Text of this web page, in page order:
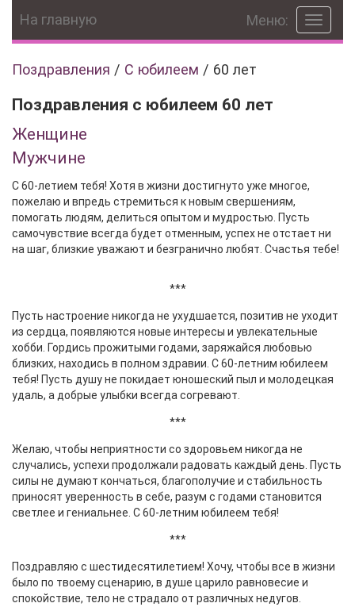
Toggle
На главную Меню:
Поздравления / С юбилеем / 60 лет
Поздравления с юбилеем 60 лет
Женщине
Мужчине
С 60-летием тебя! Хотя в жизни достигнуто уже многое,
пожелаю и впредь стремиться к новым свершениям,
помогать людям, делиться опытом и мудростью. Пусть
самочувствие всегда будет отменным, успех не отстает ни
на шаг, близкие уважают и безгранично любят. Счастья тебе!
***
Пусть настроение никогда не ухудшается, позитив не уходит
из сердца, появляются новые интересы и увлекательные
хобби. Гордись прожитыми годами, заряжайся любовью
близких, находись в полном здравии. С 60-летним юбилеем
тебя! Пусть душу не покидает юношеский пыл и молодецкая
удаль, а добрые улыбки всегда согревают.
***
Желаю, чтобы неприятности со здоровьем никогда не
случались, успехи продолжали радовать каждый день. Пусть
силы не думают кончаться, благополучие и стабильность
приносят уверенность в себе, разум с годами становится
светлее и гениальнее. С 60-летним юбилеем тебя!
***
Поздравляю с шестидесятилетием! Хочу, чтобы все в жизни
было по твоему сценарию, в душе царило равновесие и
спокойствие, тело не страдало от различных недугов.